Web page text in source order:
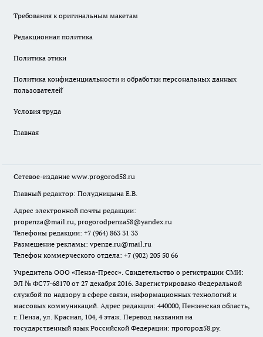
Требования к оригинальным макетам
Редакционная политика
Политика этики
Политика конфиденциальности и обработки персональных данных
пользователей̆
Условия труда
Главная
Сетевое-издание www.progorod58.ru
Главный редактор: Полудницына Е.В.
Адрес электронной почты редакции:
propenza@mail.ru, progorodpenza58@yandex.ru
Телефоны редакции: +7 (964) 863 31 33
Размещение рекламы: vpenze.ru@mail.ru
Телефон коммерческого отдела: +7 (902) 205 50 66
Учредитель ООО «Пенза-Пресс». Свидетельство о регистрации СМИ:
ЭЛ № ФС77-68170 от 27 декабря 2016. Зарегистрировано Федеральной
службой по надзору в сфере связи, информационных технологий и
массовых коммуникаций. Адрес редакции: 440000, Пензенская область,
г. Пенза, ул. Красная, 104, 4 этаж. Перевод названия на
государственный язык Российской Федерации: прогород58.ру.